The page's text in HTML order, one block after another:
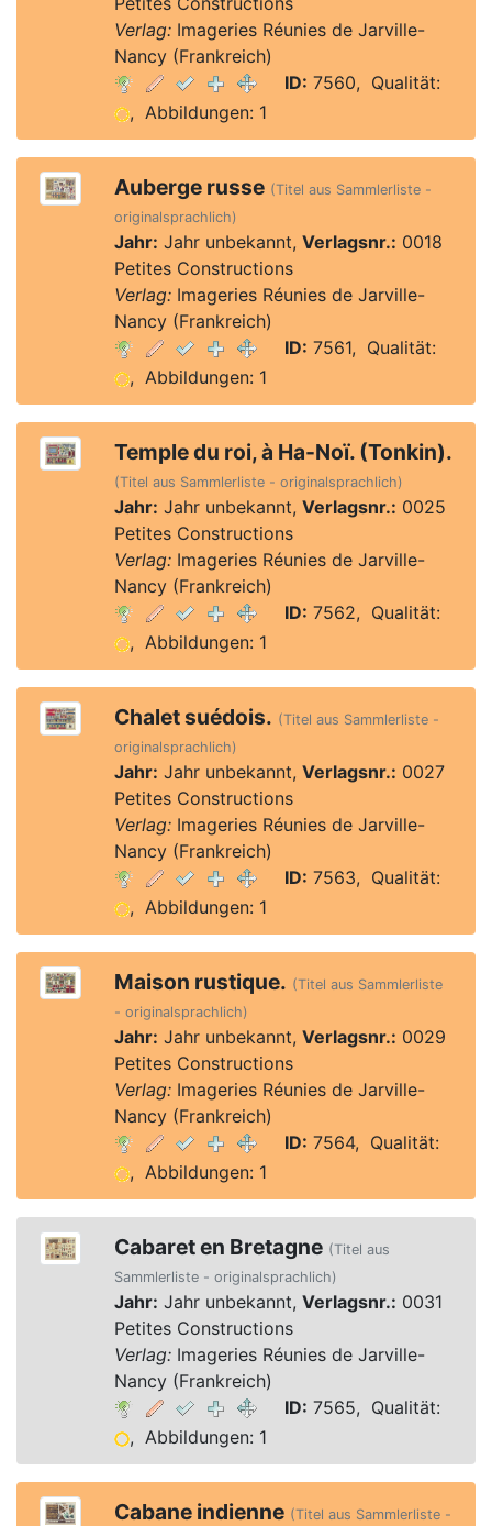
Verlag:Imageries Réunies de Jarville-
Nancy (Frankreich)
ID: 7560, Qualität:
, Abbildungen: 1
Auberge russe (Titel aus Sammlerliste -
originalsprachlich)
Jahr: Jahr unbekannt, Verlagsnr.: 0018
Petites Constructions
Verlag:Imageries Réunies de Jarville-
Nancy (Frankreich)
ID: 7561, Qualität:
, Abbildungen: 1
Temple du roi, à Ha-Noï. (Tonkin).
(Titel aus Sammlerliste - originalsprachlich)
Jahr: Jahr unbekannt, Verlagsnr.: 0025
Petites Constructions
Verlag:Imageries Réunies de Jarville-
Nancy (Frankreich)
ID: 7562, Qualität:
, Abbildungen: 1
Chalet suédois. (Titel aus Sammlerliste -
originalsprachlich)
Jahr: Jahr unbekannt, Verlagsnr.: 0027
Petites Constructions
Verlag:Imageries Réunies de Jarville-
Nancy (Frankreich)
ID: 7563, Qualität:
, Abbildungen: 1
Maison rustique. (Titel aus Sammlerliste
- originalsprachlich)
Jahr: Jahr unbekannt, Verlagsnr.: 0029
Petites Constructions
Verlag:Imageries Réunies de Jarville-
Nancy (Frankreich)
ID: 7564, Qualität:
, Abbildungen: 1
Cabaret en Bretagne (Titel aus
Sammlerliste - originalsprachlich)
Jahr: Jahr unbekannt, Verlagsnr.: 0031
Petites Constructions
Verlag:Imageries Réunies de Jarville-
Nancy (Frankreich)
ID: 7565, Qualität:
, Abbildungen: 1
Cabane indienne (Titel aus Sammlerliste -